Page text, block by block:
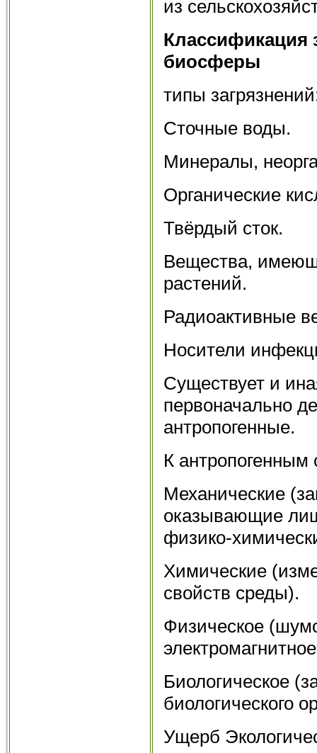
из
Классификация
биосферы
типы
Сточные воды.
Минералы,
Органические
Твёрдый сток.
Вещества,
растений.
Радиоактивные
Носители
Существует и
первоначально
антропогенные.
К антропогенным
Механические
оказывающие
физико-
Химические
свойств среды).
Физическое
Биологическое
биологического
Ущерб